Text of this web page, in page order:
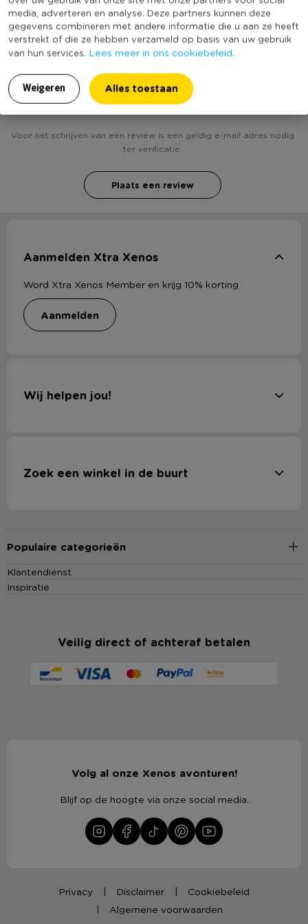
media, adverteren en analyse. Deze partners kunnen deze
gegevens combineren met andere informatie die u aan ze heeft
verstrekt of die ze hebben verzameld op basis van uw gebruik
van hun services. Lees meer in ons cookiebeleid.
Weigeren Alles toestaan
Duurzaamheidsscore
bekend
Heb jij Boevenpak - 3-delig - maat 104? Schrijf een
review!
Voor het schrijven van een review is een geldig e-mail adres nodig
ter verificatie.
Plaats een review
Aanmelden Xtra Xenos
Word Xtra Xenos Member en krijg 10% korting
aanmelden
Wij helpen jou!
Zoek een winkel in de buurt
Populaire categorieën
Klantendienst
Inspiratie
Veilig direct of achteraf betalen
Volg al onze Xenos avonturen!
Blijf op de hoogte via onze social media.
Privacy Disclaimer
Cookiebeleid
Algemene voorwaarden